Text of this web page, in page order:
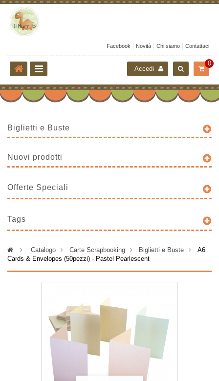
Facebook Novità Chi siamo Contattaci
0
Accedi
Biglietti e Buste
Nuovi prodotti
Offerte Speciali
Tags
> Catalogo > Carte Scrapbooking > Biglietti e Buste >
A6
Cards & Envelopes (50pezzi) - Pastel Pearlescent